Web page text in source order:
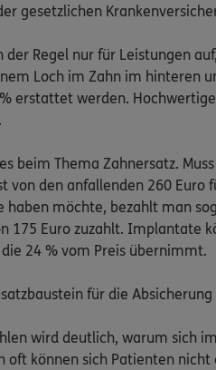
gesetzlichen
der Regel nur für Leistungen
Loch im Zahn im
erstattet werden.
beim Thema Zahnersatz.
von den anfallenden 260 Euro
haben möchte, bezahlt man
175 Euro zuzahlt. Implantate
24 % vom Preis übernimmt.
für die
wird deutlich, warum sich
oft können sich Patienten